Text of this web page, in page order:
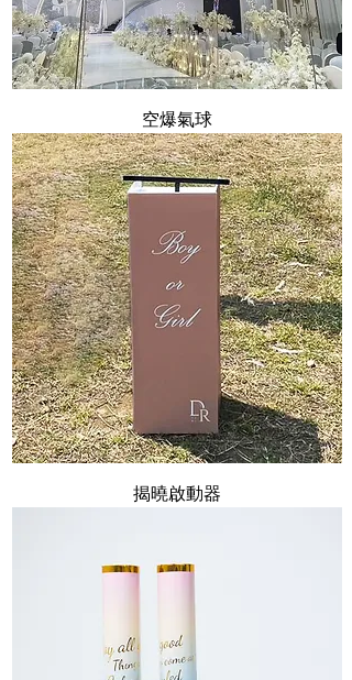
空爆氣球
揭曉啟動器